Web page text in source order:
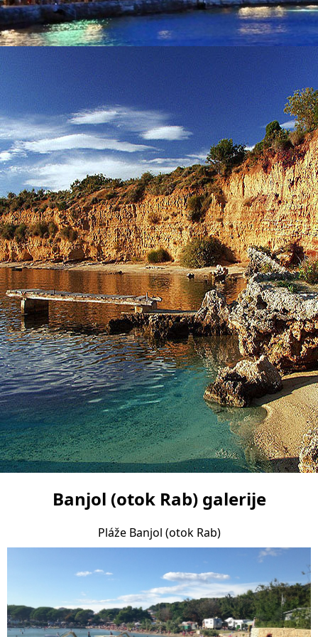
Banjol (otok Rab) galerije
Pláže Banjol (otok Rab)